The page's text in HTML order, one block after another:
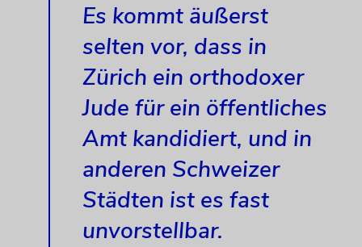
Es kommt äußerst
selten vor, dass in
Zürich ein orthodoxer
Jude für ein öffentliches
Amt kandidiert, und in
anderen Schweizer
Städten ist es fast
unvorstellbar.